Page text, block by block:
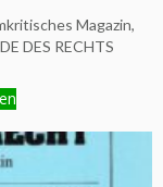
Magazin,
DES RECHTS